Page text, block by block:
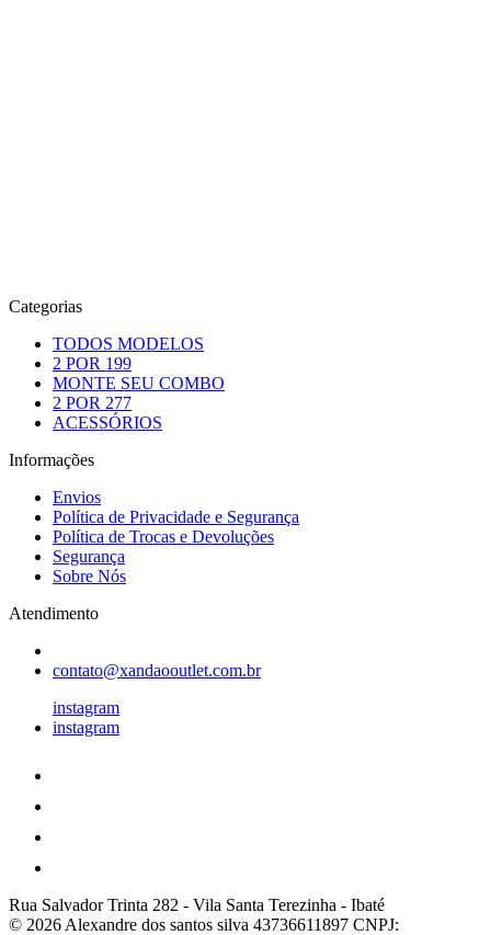
Categorias
TODOS MODELOS
2 POR 199
MONTE SEU COMBO
2 POR 277
ACESSÓRIOS
Informações
Envios
Política de Privacidade e Segurança
Política de Trocas e Devoluções
Segurança
Sobre Nós
Atendimento
contato@xandaooutlet.com.br
instagram
instagram
Rua Salvador Trinta 282 - Vila Santa Terezinha - Ibaté
© 2026 Alexandre dos santos silva 43736611897 CNPJ: